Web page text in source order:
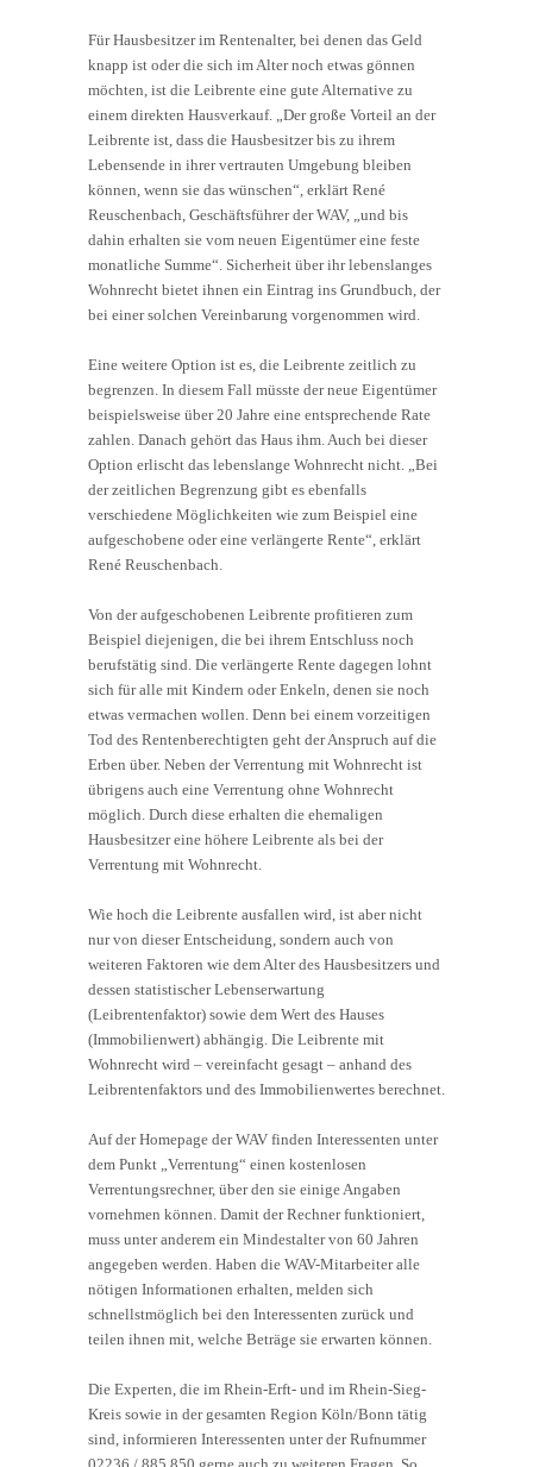
Für Hausbesitzer im Rentenalter, bei denen das Geld
knapp ist oder die sich im Alter noch etwas gönnen
möchten, ist die Leibrente eine gute Alternative zu
einem direkten Hausverkauf. „Der große Vorteil an der
Leibrente ist, dass die Hausbesitzer bis zu ihrem
Lebensende in ihrer vertrauten Umgebung bleiben
können, wenn sie das wünschen“, erklärt René
Reuschenbach, Geschäftsführer der WAV, „und bis
dahin erhalten sie vom neuen Eigentümer eine feste
monatliche Summe“. Sicherheit über ihr lebenslanges
Wohnrecht bietet ihnen ein Eintrag ins Grundbuch, der
bei einer solchen Vereinbarung vorgenommen wird.
Eine weitere Option ist es, die Leibrente zeitlich zu
begrenzen. In diesem Fall müsste der neue Eigentümer
beispielsweise über 20 Jahre eine entsprechende Rate
zahlen. Danach gehört das Haus ihm. Auch bei dieser
Option erlischt das lebenslange Wohnrecht nicht. „Bei
der zeitlichen Begrenzung gibt es ebenfalls
verschiedene Möglichkeiten wie zum Beispiel eine
aufgeschobene oder eine verlängerte Rente“, erklärt
René Reuschenbach.
Von der aufgeschobenen Leibrente profitieren zum
Beispiel diejenigen, die bei ihrem Entschluss noch
berufstätig sind. Die verlängerte Rente dagegen lohnt
sich für alle mit Kindern oder Enkeln, denen sie noch
etwas vermachen wollen. Denn bei einem vorzeitigen
Tod des Rentenberechtigten geht der Anspruch auf die
Erben über. Neben der Verrentung mit Wohnrecht ist
übrigens auch eine Verrentung ohne Wohnrecht
möglich. Durch diese erhalten die ehemaligen
Hausbesitzer eine höhere Leibrente als bei der
Verrentung mit Wohnrecht.
Wie hoch die Leibrente ausfallen wird, ist aber nicht
nur von dieser Entscheidung, sondern auch von
weiteren Faktoren wie dem Alter des Hausbesitzers und
dessen statistischer Lebenserwartung
(Leibrentenfaktor) sowie dem Wert des Hauses
(Immobilienwert) abhängig. Die Leibrente mit
Wohnrecht wird – vereinfacht gesagt – anhand des
Leibrentenfaktors und des Immobilienwertes berechnet.
Auf der Homepage der WAV finden Interessenten unter
dem Punkt „Verrentung“ einen kostenlosen
Verrentungsrechner, über den sie einige Angaben
vornehmen können. Damit der Rechner funktioniert,
muss unter anderem ein Mindestalter von 60 Jahren
angegeben werden. Haben die WAV-Mitarbeiter alle
nötigen Informationen erhalten, melden sich
schnellstmöglich bei den Interessenten zurück und
teilen ihnen mit, welche Beträge sie erwarten können.
Die Experten, die im Rhein-Erft- und im Rhein-Sieg-
Kreis sowie in der gesamten Region Köln/Bonn tätig
sind, informieren Interessenten unter der Rufnummer